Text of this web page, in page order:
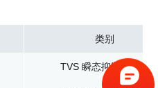
类别
TVS 瞬态抑制二极管